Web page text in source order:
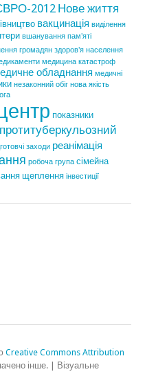
2012 Нове життя
вакцинація виділення
вшанування пам'яті
громадян здоров'я населення
медицина катастроф
обладнання медичні
незаконний обіг нова якість
показники
протитуберкульозний
заходи реанімація
робоча група сімейна
щеплення інвестиції
Creative Commons Attribution
інше. | Візуальне